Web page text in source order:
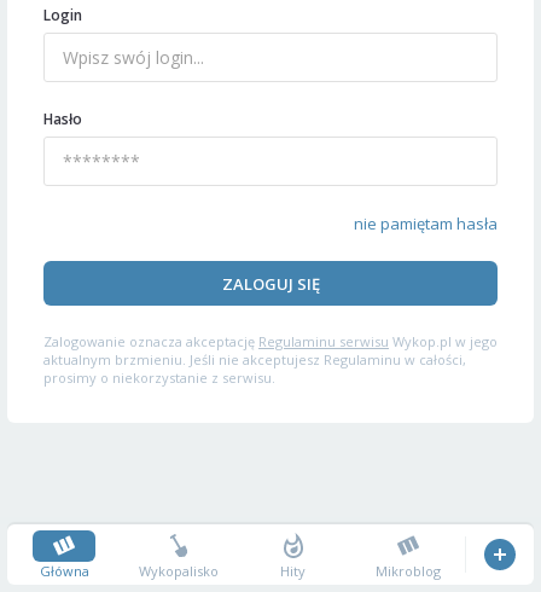
Login
Hasło
nie pamiętam hasła
ZALOGUJ SIĘ
Zalogowanie oznacza akceptację Regulaminu serwisu Wykop.pl w jego
aktualnym brzmieniu. Jeśli nie akceptujesz Regulaminu w całości,
prosimy o niekorzystanie z serwisu.
Główna Wykopalisko Hity Mikroblog